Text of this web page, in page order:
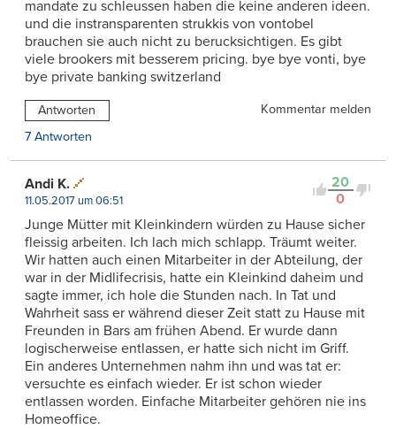
mandate zu schleussen haben die keine anderen ideen.
und die instransparenten strukkis von vontobel
brauchen sie auch nicht zu berucksichtigen. Es gibt
viele brookers mit besserem pricing. bye bye vonti, bye
bye private banking switzerland
Antworten
Kommentar melden
7 Antworten
20
0
Andi K.
11.05.2017 um 06:51
Junge Mütter mit Kleinkindern würden zu Hause sicher
fleissig arbeiten. Ich lach mich schlapp. Träumt weiter.
Wir hatten auch einen Mitarbeiter in der Abteilung, der
war in der Midlifecrisis, hatte ein Kleinkind daheim und
sagte immer, ich hole die Stunden nach. In Tat und
Wahrheit sass er während dieser Zeit statt zu Hause mit
Freunden in Bars am frühen Abend. Er wurde dann
logischerweise entlassen, er hatte sich nicht im Griff.
Ein anderes Unternehmen nahm ihn und was tat er:
versuchte es einfach wieder. Er ist schon wieder
entlassen worden. Einfache Mitarbeiter gehören nie ins
Homeoffice.